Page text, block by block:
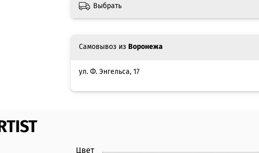
Самовывоз из Воронежа
ул. Ф. Энгельса, 17
Выбрать
Цвет